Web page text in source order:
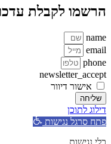
הרשמו לקבלת
name
email
phone
newsletter_accept
אישור דיוור
שליחה
דילוג לתוכן
פתח סרגל נגישות
כלי נגישות